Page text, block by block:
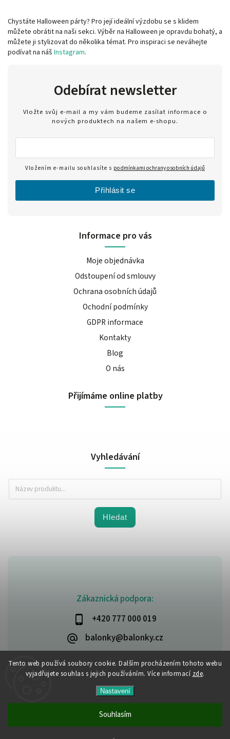
Tento web používá soubory cookie. Dalším procházením tohoto webu
vyjadřujete souhlas s jejich používáním. Více informací zde.
Nastavení
Souhlasím
Chystáte Halloween párty? Pro její ideální výzdobu se s klidem
můžete obrátit na naši sekci. Výběr na Halloween je opravdu bohatý, a
můžete ji stylizovat do několika témat. Pro inspiraci se neváhejte
podívat na náš Instagram.
Zákaznická podpora:
+420 777 000 019
balonky@balonky.cz
Informace pro vás
Moje objednávka
Odstoupení od smlouvy
Ochrana osobních údajů
Ochodní podmínky
GDPR informace
Kontakty
Blog
O nás
Přijímáme online platby
Vyhledávání
Hledat
Odebírat newsletter
Vložte svůj e-mail a my vám budeme zasílat informace o
nových produktech na našem e-shopu.
Vložením e-mailu souhlasíte s podmínkami ochrany osobních údajů
Přihlásit se
Party-narozeniny. Všechna práva vyhrazena.
Upravit nastavení cookies
VytvořilShoptet | Design